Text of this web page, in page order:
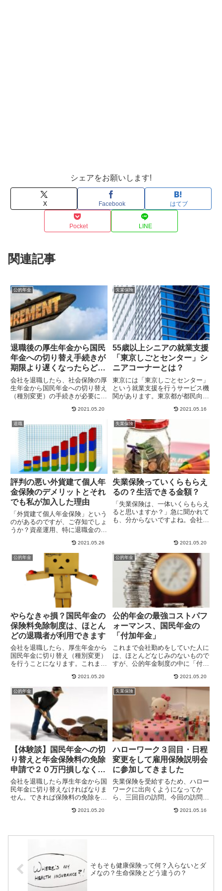
シェアをお願いします!
X Facebook はてブ
Pocket LINE
関連記事
公的年金
退職後の厚生年金から国民
年金への切り替え手続きが
期限より遅くなったらどう
なる？
会社を退職したら、社会保険の厚
生年金から国民年金への切り替え
（種別変更）の手続きが必要にな
2021.05.20
失業保険
55歳以上シニアの就業支援
「東京しごとセンター」シ
ニアコーナーとは？
東京には「東京しごとセンター」
という就業支援を行うサービス機
関があります。東京都が都民向け
2021.05.16
退職
評判の悪い外貨建て個人年
金保険のデメリットとそれ
でも私が加入した理由
「外貨建て個人年金保険」という
のがあるのですが、ご存知でしょ
うか？資産運用、特に退職金の運
2021.05.26
失業保険
失業保険っていくらもらえ
るの？生活できる金額？
「失業保険は、一体いくらもらえ
ると思いますか？」急に聞かれて
も、分からないですよね。会社で
2021.05.20
公的年金
やらなきゃ損？国民年金の
保険料免除制度は、ほとん
どの退職者が利用できます
会社を退職したら、厚生年金から
国民年金に切り替え（種別変更）
を行うことになります。これまで
2021.05.20
公的年金
公的年金の最強コストパフ
ォーマンス、国民年金の
「付加年金」
これまで会社勤めをしていた人に
は、ほとんどなじみのないもので
すが、公的年金制度の中に「付加
2021.05.20
公的年金
【体験談】国民年金への切
り替えと年金保険料の免除
申請で２０万円損しなくて
済みました
会社を退職したら厚生年金から国
民年金に切り替えなければなりま
せん。できれば保険料の免除を受
せ、手続きを行いましたので、簡
2021.05.20
失業保険
ハローワーク３回目・日程
変更をして雇用保険説明会
に参加してきました
失業保険を受給するため、ハロー
ワークに出向くようになってか
ら、三回目の訪問。今回の訪問目
2021.05.16
そもそも健康保険って何？入らないとダ
メなの？生命保険とどう違うの？